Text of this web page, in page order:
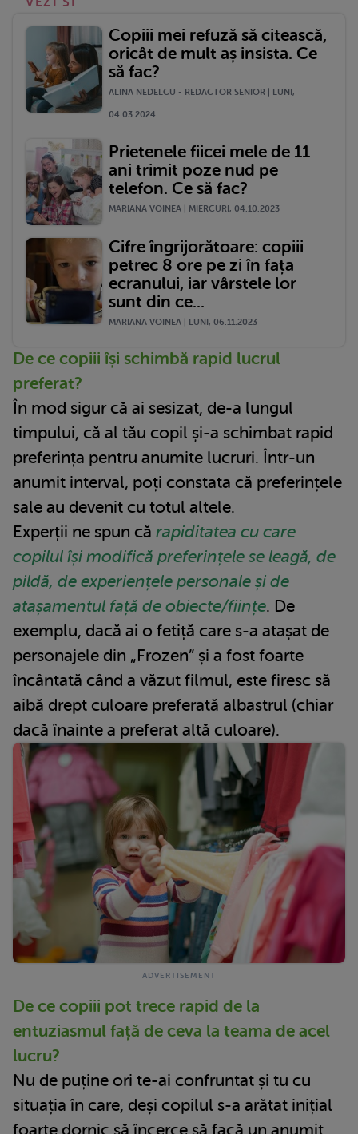
Copiii mei refuză să citească,
oricât de mult aș insista. Ce
să fac?
ALINA NEDELCU - REDACTOR SENIOR | LUNI,
04.03.2024
Prietenele fiicei mele de 11
ani trimit poze nud pe
telefon. Ce să fac?
MARIANA VOINEA | MIERCURI, 04.10.2023
Cifre îngrijorătoare: copiii
petrec 8 ore pe zi în fața
ecranului, iar vârstele lor
sunt din ce...
MARIANA VOINEA | LUNI, 06.11.2023
De ce copiii își schimbă rapid lucrul
preferat?
În mod sigur că ai sesizat, de-a lungul
timpului, că al tău copil și-a schimbat rapid
preferința pentru anumite lucruri. Într-un
anumit interval, poți constata că preferințele
sale au devenit cu totul altele.
Experții ne spun că rapiditatea cu care
copilul își modifică preferințele se leagă, de
pildă, de experiențele personale și de
atașamentul față de obiecte/ființe. De
exemplu, dacă ai o fetiță care s-a atașat de
personajele din „Frozen” și a fost foarte
încântată când a văzut filmul, este firesc să
aibă drept culoare preferată albastrul (chiar
dacă înainte a preferat altă culoare).
De ce copiii pot trece rapid de la
entuziasmul față de ceva la teama de acel
lucru?
Nu de puține ori te-ai confruntat și tu cu
situația în care, deși copilul s-a arătat inițial